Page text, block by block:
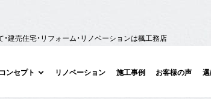
建売住宅・リフォーム・リノベーションは楓工務店
コンセプト リノベーション 施工事例 お客様の声